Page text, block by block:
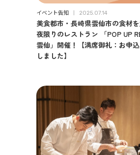
イベント告知 2025.07.14
美食都市・長崎県雲仙市の食材
夜限りのレストラン 「POP UP
雲仙」開催！【満席御礼：お申
しました】